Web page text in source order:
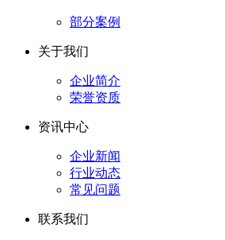
部分案例
关于我们
企业简介
荣誉资质
资讯中心
企业新闻
行业动态
常见问题
联系我们